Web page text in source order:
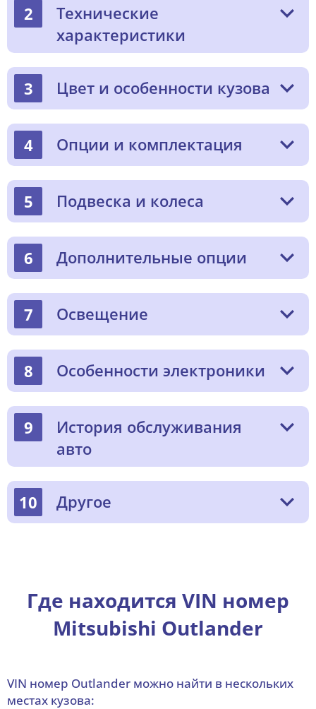
2
Технические
характеристики
3 Цвет и особенности кузова
4 Опции и комплектация
5 Подвеска и колеса
6 Дополнительные опции
7 Освещение
8 Особенности электроники
9
История обслуживания
авто
10 Другое
Где находится VIN номер
Mitsubishi Outlander
VIN номер Outlander можно найти в нескольких
местах кузова: